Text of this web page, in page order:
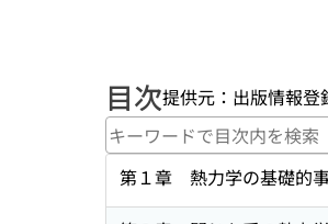
目次提供元：出版情報登
第１章 熱力学の基礎的